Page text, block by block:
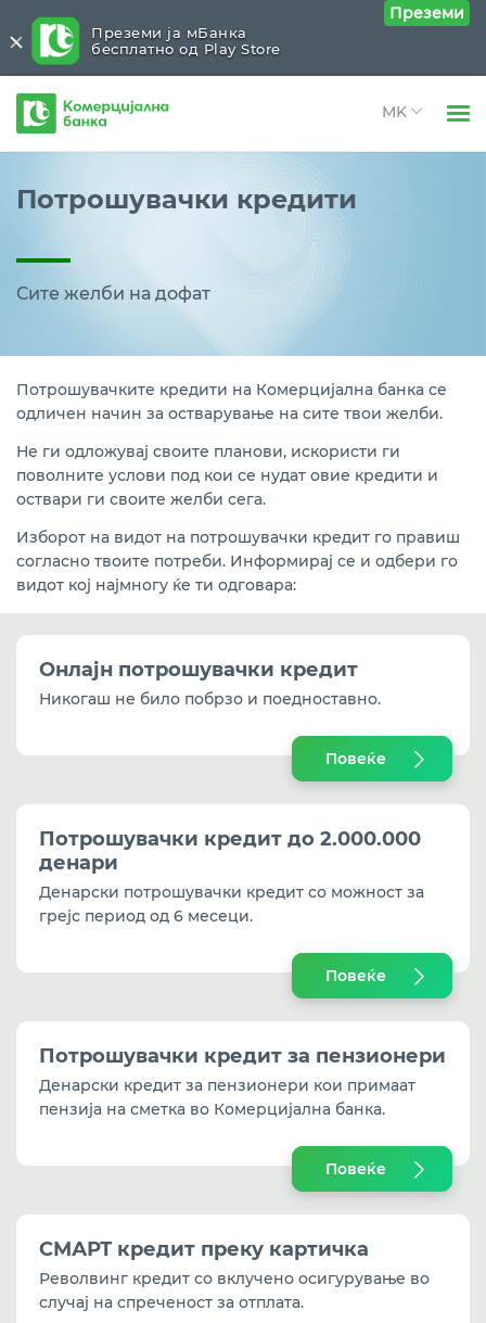
Open
Close submenu (Кредити)
Станбени
Комерцијална
банка
Потрошувачки кредити
Сите желби на дофат
Потрошувачките кредити на Комерцијална банка се
одличен начин за остварување на сите твои желби.
Не ги одложувај своите планови, искористи ги
поволните услови под кои се нудат овие кредити и
оствари ги своите желби сега.
Изборот на видот на потрошувачки кредит го правиш
согласно твоите потреби. Информирај се и одбери го
видот кој најмногу ќе ти одговара:
Онлајн потрошувачки кредит
Никогаш не било побрзо и поедноставно.
Повеќе
Потрошувачки кредит до 2.000.000
денари
Денарски потрошувачки кредит со можност за
грејс период од 6 месеци.
Повеќе
Потрошувачки кредит за пензионери
Денарски кредит за пензионери кои примаат
пензија на сметка во Комерцијална банка.
Повеќе
СМАРТ кредит преку картичка
Револвинг кредит со вклучено осигурување во
случај на спреченост за отплата.
Преземи ја мБанка
бесплатно од Play Store
Преземи